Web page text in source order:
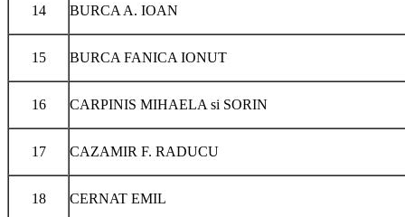
14 BURCA A. IOAN
15 BURCA FANICA IONUT
16 CARPINIS MIHAELA si SORIN
17 CAZAMIR F. RADUCU
18 CERNAT EMIL